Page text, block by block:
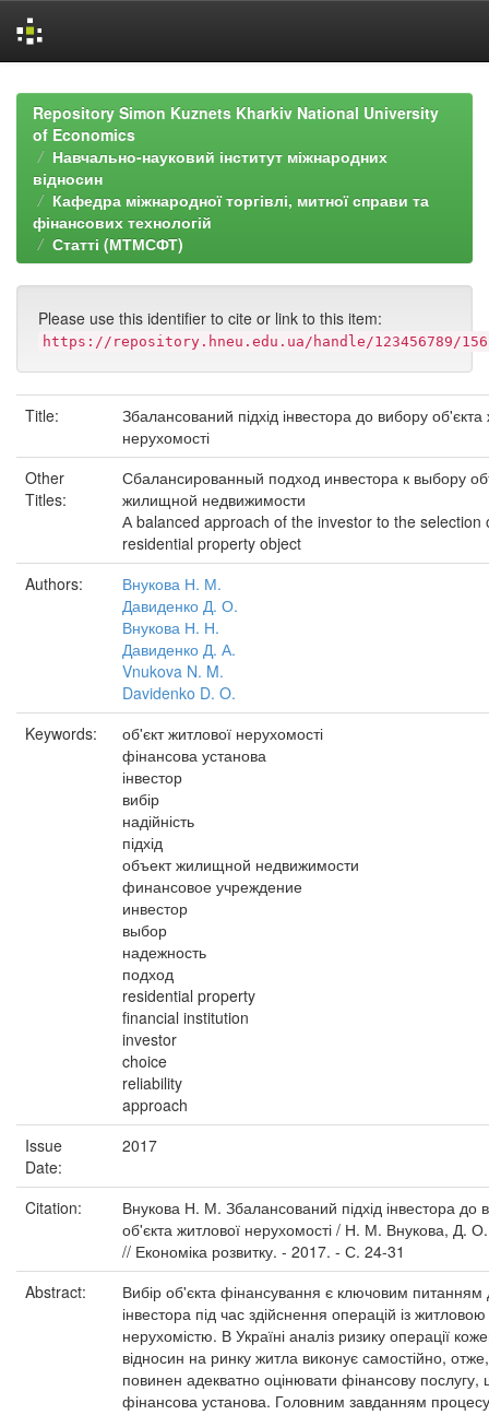
navigationRepository Simon Kuznets Kharkiv National University
of Economics
Навчально-науковий інститут міжнародних
відносин
Кафедра міжнародної торгівлі, митної справи та
фінансових технологій
Статті (МТМСФТ)
Please use this identifier to cite or link to this item:
https://repository.hneu.edu.ua/handle/123456789/
Title:
Збалансований підхід інвестора до вибору об'єкта
нерухомості
Other
Titles:
Сбалансированный подход инвестора к выбору
жилищной недвижимости
А balanced approach of the investor to the selection
residential property object
Authors:
Внукова Н. М.
Давиденко Д. О.
Внукова Н. Н.
Давиденко Д. А.
Vnukova N. M.
Davidenko D. O.
Keywords:
об'єкт житлової нерухомості
фінансова установа
інвестор
вибір
надійність
підхід
объект жилищной недвижимости
финансовое учреждение
инвестор
выбор
надежность
подход
residential property
financial institution
investor
choice
reliability
approach
Issue
Date:
2017
Citation:
Внукова Н. М. Збалансований підхід інвестора до
об'єкта житлової нерухомості / Н. М. Внукова, Д.
// Економіка розвитку. - 2017. - С. 24-31
Abstract:
Вибір об'єкта фінансування є ключовим питанням
інвестора під час здійснення операцій із житловою
нерухомістю. В Україні аналіз ризику операції
відносин на ринку житла виконує самостійно,
повинен адекватно оцінювати фінансову
фінансова установа. Головним завданням процесу